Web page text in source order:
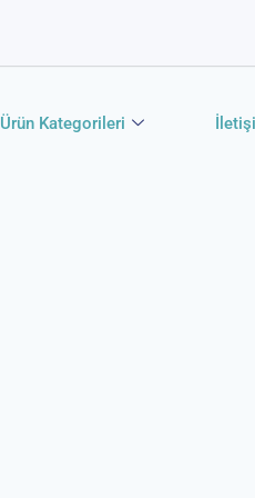
Ürün Kategorileri